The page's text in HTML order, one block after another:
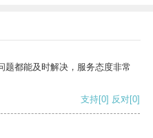
题都能及时解决，服务态度非常
支持[0] 反对[0]